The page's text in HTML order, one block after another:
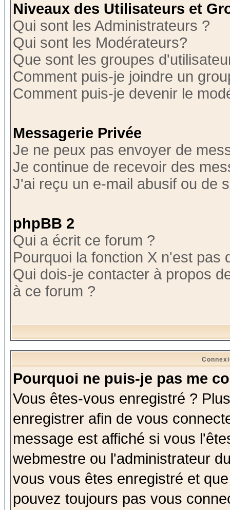
Niveaux des Utilisateurs et
Qui sont les Administrateurs ?
Qui sont les Modérateurs?
Que sont les groupes
Comment puis-je joindre un
Comment puis-je devenir le
Messagerie Privée
Je ne peux pas envoyer de
Je continue de recevoir des
J'ai reçu un e-mail abusif ou de
phpBB 2
Qui a écrit ce forum ?
Pourquoi la fonction X n'est pas
Qui dois-je contacter à propos
à ce forum ?
Pourquoi ne puis-je pas me
Vous êtes-vous enregistré ?
enregistrer afin de vous
message est affiché si vous
webmestre ou l'administrateur
vous vous êtes enregistré et
pouvez toujours pas vous